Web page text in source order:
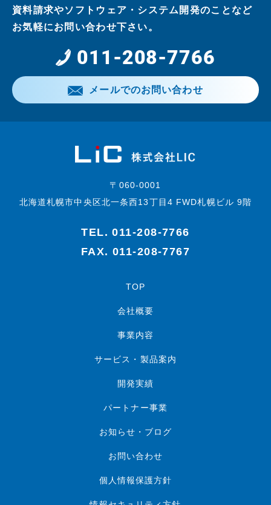
資料請求やソフトウェア・システム開発のことなど
お気軽にお問い合わせ下さい。
011-208-7766
メールでのお問い合わせ
〒060-0001
北海道札幌市中央区北一条西13丁目4 FWD札幌ビル 9階
TEL.011-208-7766
FAX. 011-208-7767
TOP
会社概要
事業内容
サービス・製品案内
開発実績
パートナー事業
お知らせ・ブログ
お問い合わせ
個人情報保護方針